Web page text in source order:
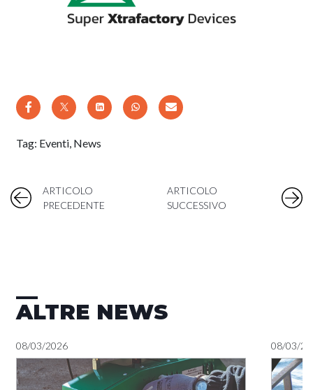
Tag: Eventi News
ARTICOLO
PRECEDENTE
ARTICOLO
SUCCESSIVO
ALTRE NEWS
08/03/2026 08/03/